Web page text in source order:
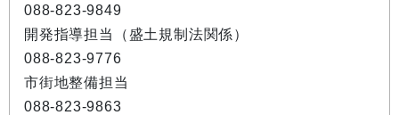
088-823-9849
開発指導担当（盛土規制法関係）
088-823-9776
市街地整備担当
088-823-9863